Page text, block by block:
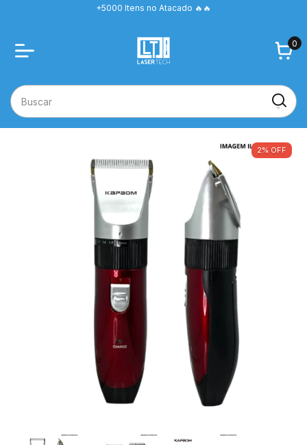
+5000 Itens no Atacado 🔥🔥
0
2% OFF